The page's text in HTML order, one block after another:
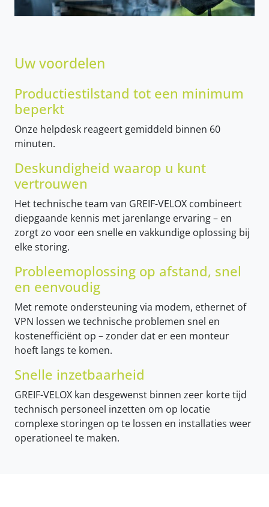
Uw voordelen
Productiestilstand tot een minimum
beperkt
Onze helpdesk reageert gemiddeld binnen 60
minuten.
Deskundigheid waarop u kunt
vertrouwen
Het technische team van GREIF-VELOX combineert
diepgaande kennis met jarenlange ervaring – en
zorgt zo voor een snelle en vakkundige oplossing bij
elke storing.
Probleemoplossing op afstand, snel
en eenvoudig
Met remote ondersteuning via modem, ethernet of
VPN lossen we technische problemen snel en
kostenefficiënt op – zonder dat er een monteur
hoeft langs te komen.
Snelle inzetbaarheid
GREIF-VELOX kan desgewenst binnen zeer korte tijd
technisch personeel inzetten om op locatie
complexe storingen op te lossen en installaties weer
operationeel te maken.